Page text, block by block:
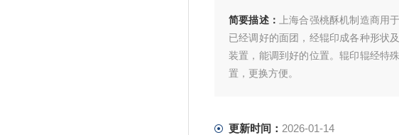
简要描述：
上海合强桃酥机制造商用
已经调好的面团，经辊印成各种形状
装置，能调到好的位置。辊印辊经特
置，更换方便。
更新时间： 2026-01-14